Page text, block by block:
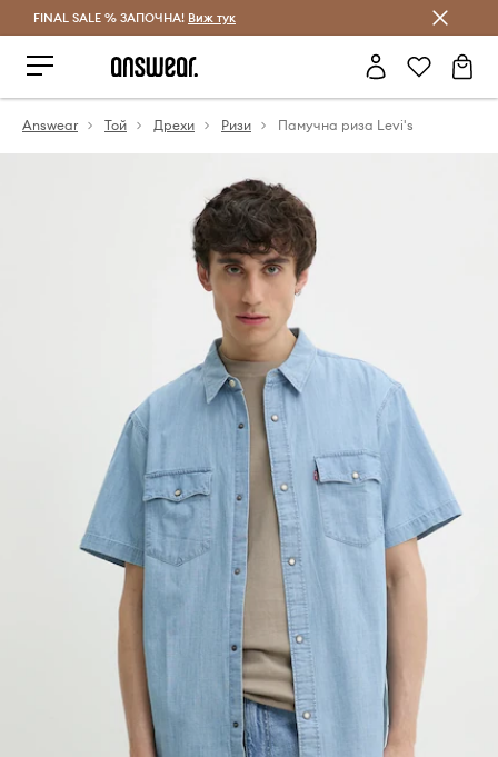
Спестявай с Answear Club
FINAL SALE % ЗАПОЧНА! Виж тук
Answear Той Дрехи Ризи Памучна риза Levi's